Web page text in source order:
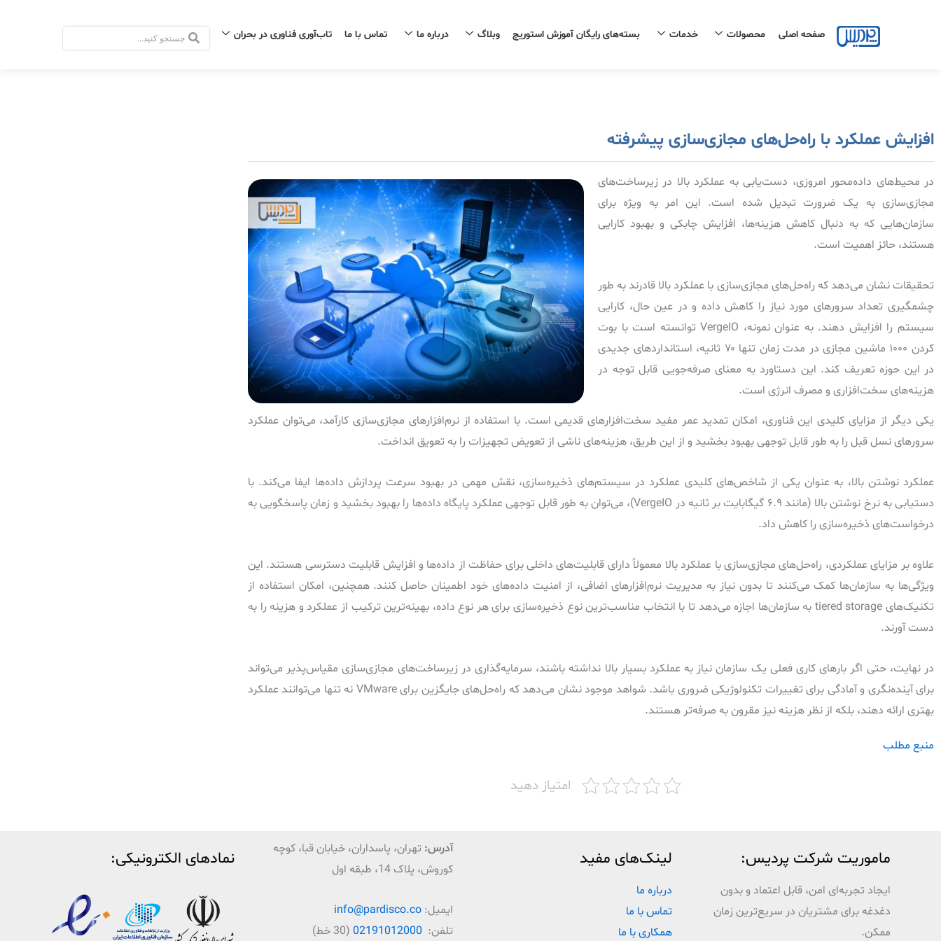
صفحه اصلی محصولات خدمات بسته‌های رایگان آموزش استوریج وبلاگ درباره ما تماس با ما تاب‌آوری فناوری در بحران
جستجو
افزایش عملکرد با راه‌حل‌های مجازی‌سازی پیشرفته
در محیط‌های داده‌محور امروزی، دست‌یابی به عملکرد بالا در زیرساخت‌های
مجازی‌سازی به یک ضرورت تبدیل شده است. این امر به ویژه برای
سازمان‌هایی که به دنبال کاهش هزینه‌ها، افزایش چابکی و بهبود کارایی
هستند، حائز اهمیت است.
تحقیقات نشان می‌دهد که راه‌حل‌های مجازی‌سازی با عملکرد بالا قادرند به طور
چشمگیری تعداد سرورهای مورد نیاز را کاهش داده و در عین حال، کارایی
سیستم را افزایش دهند. به عنوان نمونه، VergeIO توانسته است با بوت
کردن ۱۰۰۰ ماشین مجازی در مدت زمان تنها ۷۰ ثانیه، استانداردهای جدیدی
در این حوزه تعریف کند. این دستاورد به معنای صرفه‌جویی قابل توجه در
هزینه‌های سخت‌افزاری و مصرف انرژی است.
یکی دیگر از مزایای کلیدی این فناوری، امکان تمدید عمر مفید سخت‌افزارهای قدیمی است. با استفاده از نرم‌افزارهای مجازی‌سازی کارآمد، می‌توان عملکرد
سرورهای نسل قبل را به طور قابل توجهی بهبود بخشید و از این طریق، هزینه‌های ناشی از تعویض تجهیزات را به تعویق انداخت.
عملکرد نوشتن بالا، به عنوان یکی از شاخص‌های کلیدی عملکرد در سیستم‌های ذخیره‌سازی، نقش مهمی در بهبود سرعت پردازش داده‌ها ایفا می‌کند. با
دستیابی به نرخ نوشتن بالا (مانند ۶.۹ گیگابایت بر ثانیه در VergeIO)، می‌توان به طور قابل توجهی عملکرد پایگاه داده‌ها را بهبود بخشید و زمان پاسخگویی به
درخواست‌های ذخیره‌سازی را کاهش داد.
علاوه بر مزایای عملکردی، راه‌حل‌های مجازی‌سازی با عملکرد بالا معمولاً دارای قابلیت‌های داخلی برای حفاظت از داده‌ها و افزایش قابلیت دسترسی هستند. این
ویژگی‌ها به سازمان‌ها کمک می‌کنند تا بدون نیاز به مدیریت نرم‌افزارهای اضافی، از امنیت داده‌های خود اطمینان حاصل کنند. همچنین، امکان استفاده از
تکنیک‌های tiered storage به سازمان‌ها اجازه می‌دهد تا با انتخاب مناسب‌ترین نوع ذخیره‌سازی برای هر نوع داده، بهینه‌ترین ترکیب از عملکرد و هزینه را به
دست آورند.
در نهایت، حتی اگر بارهای کاری فعلی یک سازمان نیاز به عملکرد بسیار بالا نداشته باشند، سرمایه‌گذاری در زیرساخت‌های مجازی‌سازی مقیاس‌پذیر می‌تواند
برای آینده‌نگری و آمادگی برای تغییرات تکنولوژیکی ضروری باشد. شواهد موجود نشان می‌دهد که راه‌حل‌های جایگزین برای VMware نه تنها می‌توانند عملکرد
بهتری ارائه دهند، بلکه از نظر هزینه نیز مقرون به صرفه‌تر هستند.
منبع مطلب
امتیاز دهید
ماموریت شرکت پردیس:
ایجاد تجربه‌ای امن، قابل اعتماد و بدون
دغدغه برای مشتریان در سریع‌ترین زمان
ممکن.
لینک‌های مفید
درباره ما
تماس با ما
همکاری با ما
آدرس: تهران، پاسداران، خیابان قبا، کوچه
کوروش، پلاک 14، طبقه اول
ایمیل: info@pardisco.co
تلفن: 02191012000 (30 خط)
نمادهای الکترونیکی: